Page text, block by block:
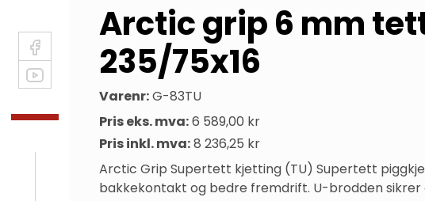
Arctic grip 6 mm
235/75x16
Varenr:G-83TU
Pris eks. mva:6 589,00 kr
Pris inkl. mva:8 236,25 kr
Arctic Grip Supertett kjetting (TU) Supertett
bakkekontakt og bedre fremdrift. U-brodden